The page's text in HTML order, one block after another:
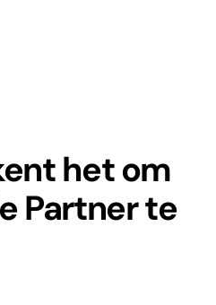
het om
Partner te